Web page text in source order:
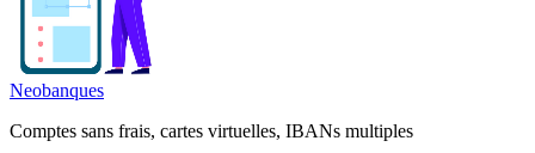
Neobanques
Comptes sans frais, cartes virtuelles, IBANs multiples